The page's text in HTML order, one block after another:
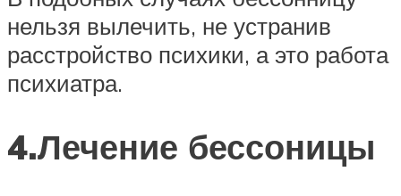
нельзя вылечить, не устранив
расстройство психики, а это работа
психиатра.
4.Лечение бессоницы